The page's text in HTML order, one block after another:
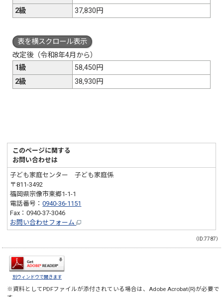
2級
37,830円
表を横スクロール表示
改定後（令和8年4月から）
1級
58,450円
2級
38,930円
このページに関する
お問い合わせは
子ども家庭センター 子ども家庭係
〒811-3492
福岡県宗像市東郷1-1-1
電話番号：0940-36-1151
Fax：0940-37-3046
お問い合わせフォーム
（ID:7787）
別ウィンドウで開きます
※資料としてPDFファイルが添付されている場合は、 Adobe Acrobat(R)が必要で